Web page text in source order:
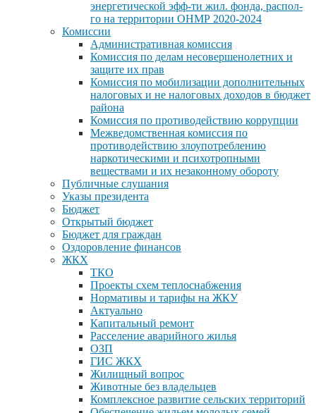
энергетической эфф-ти жил. фонда, распол-
го на территории ОНМР 2020-2024
Комиссии
Административная комиссия
Комиссия по делам несовершенолетних и
защите их прав
Комиссия по мобилизации дополнительных
налоговых и не налоговых доходов в бюджет
района
Комиссия по противодействию коррупции
Межведомственная комиссия по
противодействию злоупотреблению
наркотическими и психотропными
веществами и их незаконному обороту
Публичные слушания
Указы президента
Бюджет
Открытый бюджет
Бюджет для граждан
Оздоровление финансов
ЖКХ
ТКО
Проекты схем теплоснабжения
Нормативы и тарифы на ЖКУ
Актуально
Капитальный ремонт
Расселение аварийного жилья
ОЗП
ГИС ЖКХ
Жилищный вопрос
Животные без владельцев
Комплексное развитие сельских территорий